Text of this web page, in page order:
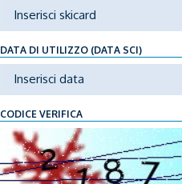
DATA DI UTILIZZO (DATA SCI)
CODICE VERIFICA